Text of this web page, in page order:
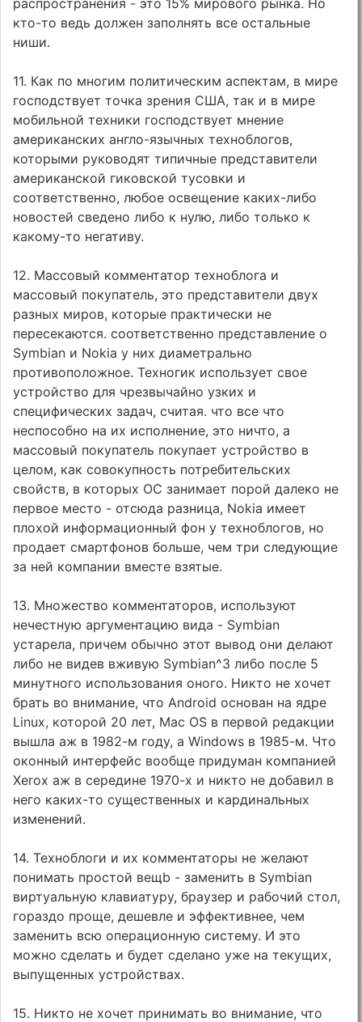
кто-то ведь должен заполнять все остальные
ниши.
11. Как по многим политическим аспектам, в мире
господствует точка зрения США, так и в мире
мобильной техники господствует мнение
американских англо-язычных техноблогов,
которыми руководят типичные представители
американской гиковской тусовки и
соответственно, любое освещение каких-либо
новостей сведено либо к нулю, либо только к
какому-то негативу.
12. Массовый комментатор техноблога и
массовый покупатель, это представители двух
разных миров, которые практически не
пересекаются. соответственно представление о
Symbian и Nokia у них диаметрально
противоположное. Техногик использует свое
устройство для чрезвычайно узких и
специфических задач, считая. что все что
неспособно на их исполнение, это ничто, а
массовый покупатель покупает устройство в
целом, как совокупность потребительских
свойств, в которых ОС занимает порой далеко не
первое место - отсюда разница, Nokia имеет
плохой информационный фон у техноблогов, но
продает смартфонов больше, чем три следующие
за ней компании вместе взятые.
13. Множество комментаторов, используют
нечестную аргументацию вида - Symbian
устарела, причем обычно этот вывод они делают
либо не видев вживую Symbian^3 либо после 5
минутного использования оного. Никто не хочет
брать во внимание, что Android основан на ядре
Linux, которой 20 лет, Mac OS в первой редакции
вышла аж в 1982-м году, а Windows в 1985-м. Что
оконный интерфейс вообще придуман компанией
Xerox аж в середине 1970-х и никто не добавил в
него каких-то существенных и кардинальных
изменений.
14. Техноблоги и их комментаторы не желают
понимать простой вещb - заменить в Symbian
виртуальную клавиатуру, браузер и рабочий стол,
гораздо проще, дешевле и эффективнее, чем
заменить всю операционную систему. И это
можно сделать и будет сделано уже на текущих,
выпущенных устройствах.
15. Никто не хочет принимать во внимание, что